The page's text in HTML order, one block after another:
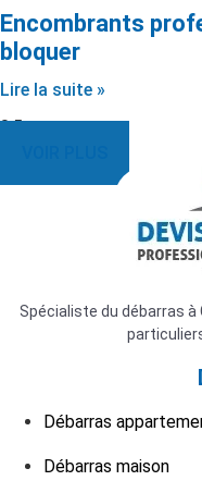
Encombrants
bloquer
Lire la suite »
Spécialiste du débarras à
Débarras
Débarras maison